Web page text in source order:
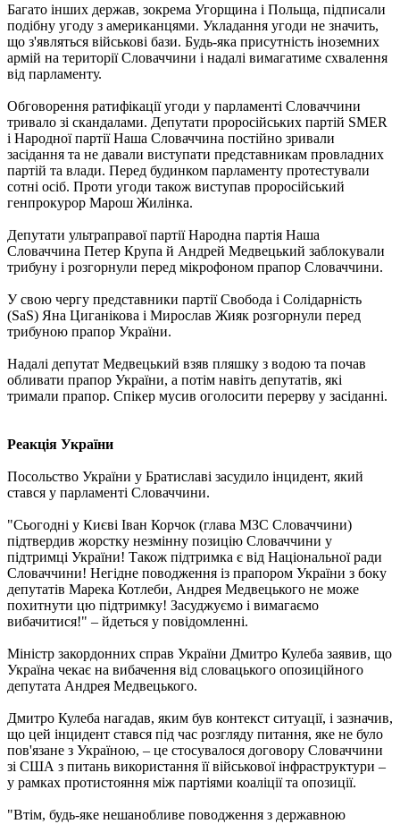
Багато інших держав, зокрема Угорщина і Польща, підписали
подібну угоду з американцями. Укладання угоди не значить,
що з'являться військові бази. Будь-яка присутність іноземних
армій на території Словаччини і надалі вимагатиме схвалення
від парламенту.
Обговорення ратифікації угоди у парламенті Словаччини
тривало зі скандалами. Депутати проросійських партій SMER
і Народної партії Наша Словаччина постійно зривали
засідання та не давали виступати представникам провладних
партій та влади. Перед будинком парламенту протестували
сотні осіб. Проти угоди також виступав проросійський
генпрокурор Марош Жилінка.
Депутати ультраправої партії Народна партія Наша
Словаччина Петер Крупа й Андрей Медвецький заблокували
трибуну і розгорнули перед мікрофоном прапор Словаччини.
У свою чергу представники партії Свобода і Солідарність
(SaS) Яна Циганікова і Мирослав Жияк розгорнули перед
трибуною прапор України.
Надалі депутат Медвецький взяв пляшку з водою та почав
обливати прапор України, а потім навіть депутатів, які
тримали прапор. Спікер мусив оголосити перерву у засіданні.
Реакція України
Посольство України у Братиславі засудило інцидент, який
стався у парламенті Словаччини.
"Сьогодні у Києві Іван Корчок (глава МЗС Словаччини)
підтвердив жорстку незмінну позицію Словаччини у
підтримці України! Також підтримка є від Національної ради
Словаччини! Негідне поводження із прапором України з боку
депутатів Марека Котлеби, Андрея Медвецького не може
похитнути цю підтримку! Засуджуємо і вимагаємо
вибачитися!" – йдеться у повідомленні.
Міністр закордонних справ України Дмитро Кулеба заявив, що
Україна чекає на вибачення від словацького опозиційного
депутата Андрея Медвецького.
Дмитро Кулеба нагадав, яким був контекст ситуації, і зазначив,
що цей інцидент стався під час розгляду питання, яке не було
пов'язане з Україною, – це стосувалося договору Словаччини
зі США з питань використання її військової інфраструктури –
у рамках протистояння між партіями коаліції та опозиції.
"Втім, будь-яке нешанобливе поводження з державною